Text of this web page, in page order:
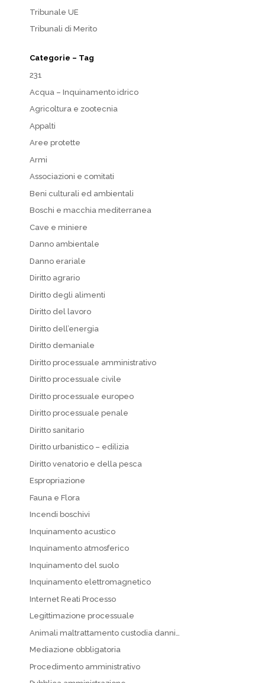
Tribunale UE
Tribunali di Merito
Categorie – Tag
231
Acqua – Inquinamento idrico
Agricoltura e zootecnia
Appalti
Aree protette
Armi
Associazioni e comitati
Beni culturali ed ambientali
Boschi e macchia mediterranea
Cave e miniere
Danno ambientale
Danno erariale
Diritto agrario
Diritto degli alimenti
Diritto del lavoro
Diritto dell’energia
Diritto demaniale
Diritto processuale amministrativo
Diritto processuale civile
Diritto processuale europeo
Diritto processuale penale
Diritto sanitario
Diritto urbanistico – edilizia
Diritto venatorio e della pesca
Espropriazione
Fauna e Flora
Incendi boschivi
Inquinamento acustico
Inquinamento atmosferico
Inquinamento del suolo
Inquinamento elettromagnetico
Internet Reati Processo
Legittimazione processuale
Animali maltrattamento custodia danni…
Mediazione obbligatoria
Procedimento amministrativo